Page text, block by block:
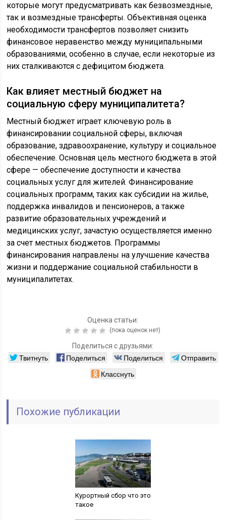
которые могут предусматривать как безвозмездные,
так и возмездные трансферты. Объективная оценка
необходимости трансфертов позволяет снизить
финансовое неравенство между муниципальными
образованиями, особенно в случае, если некоторые из
них сталкиваются с дефицитом бюджета.
Как влияет местный бюджет на
социальную сферу муниципалитета?
Местный бюджет играет ключевую роль в
финансировании социальной сферы, включая
образование, здравоохранение, культуру и социальное
обеспечение. Основная цель местного бюджета в этой
сфере — обеспечение доступности и качества
социальных услуг для жителей. Финансирование
социальных программ, таких как субсидии на жилье,
поддержка инвалидов и пенсионеров, а также
развитие образовательных учреждений и
медицинских услуг, зачастую осуществляется именно
за счет местных бюджетов. Программы
финансирования направлены на улучшение качества
жизни и поддержание социальной стабильности в
муниципалитетах.
Оценка статьи:
(пока оценок нет)
Поделиться с друзьями:
Твитнуть Поделиться Поделиться
Отправить
Класснуть
Похожие публикации
Курортный сбор что это
такое